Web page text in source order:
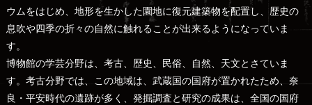
ウムをはじめ、地形を生かした園地に復元建築物を配置し、歴史の
息吹や四季の折々の自然に触れることが出来るようになっていま
す。
博物館の学芸分野は、考古、歴史、民俗、自然、天文とさていま
す。考古分野では、この地域は、武蔵国の国府が置かれたため、奈
良・平安時代の遺跡が多く、発掘調査と研究の成果は、全国の国府